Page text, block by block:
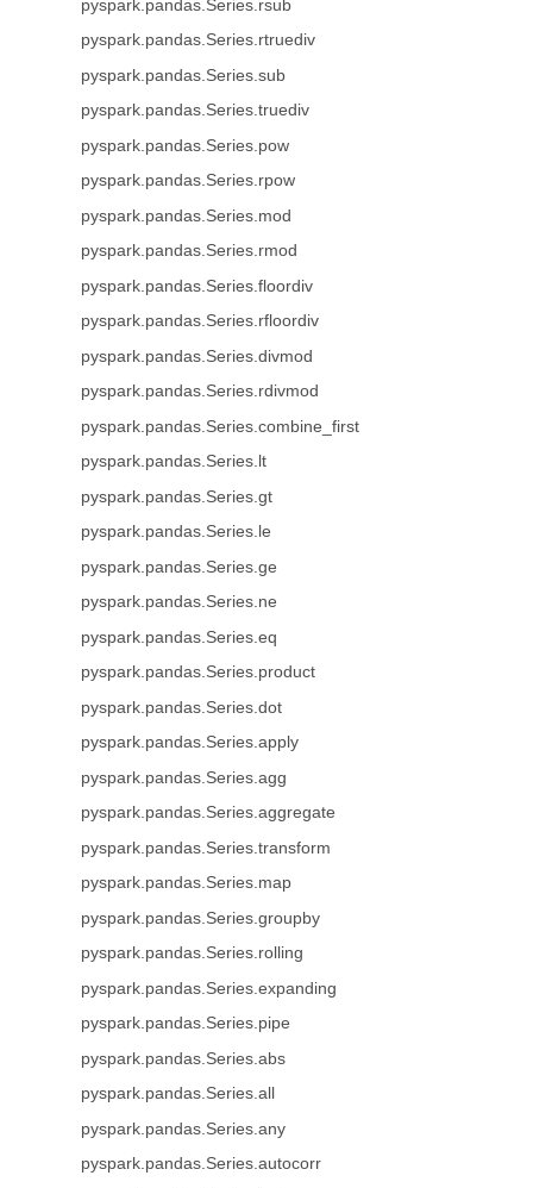
pyspark.pandas.Series.rsub
pyspark.pandas.Series.rtruediv
pyspark.pandas.Series.sub
pyspark.pandas.Series.truediv
pyspark.pandas.Series.pow
pyspark.pandas.Series.rpow
pyspark.pandas.Series.mod
pyspark.pandas.Series.rmod
pyspark.pandas.Series.floordiv
pyspark.pandas.Series.rfloordiv
pyspark.pandas.Series.divmod
pyspark.pandas.Series.rdivmod
pyspark.pandas.Series.combine_first
pyspark.pandas.Series.lt
pyspark.pandas.Series.gt
pyspark.pandas.Series.le
pyspark.pandas.Series.ge
pyspark.pandas.Series.ne
pyspark.pandas.Series.eq
pyspark.pandas.Series.product
pyspark.pandas.Series.dot
pyspark.pandas.Series.apply
pyspark.pandas.Series.agg
pyspark.pandas.Series.aggregate
pyspark.pandas.Series.transform
pyspark.pandas.Series.map
pyspark.pandas.Series.groupby
pyspark.pandas.Series.rolling
pyspark.pandas.Series.expanding
pyspark.pandas.Series.pipe
pyspark.pandas.Series.abs
pyspark.pandas.Series.all
pyspark.pandas.Series.any
pyspark.pandas.Series.autocorr